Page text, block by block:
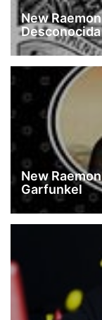
New
Desconocida
New
Garfunkel